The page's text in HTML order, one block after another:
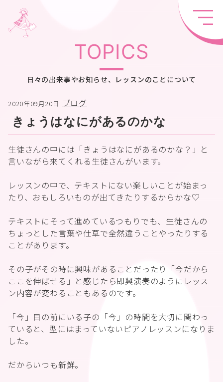
TOPICS
日々の出来事やお知らせ、レッスンのことについて
2020年09月20日 ブログ
きょうはなにがあるのかな
生徒さんの中には「きょうはなにがあるのかな？」と
言いながら来てくれる生徒さんがいます。
レッスンの中で、テキストにない楽しいことが始まっ
たり、おもしろいものが出てきたりするからかな♡
テキストにそって進めているつもりでも、生徒さんの
ちょっとした言葉や仕草で全然違うことやったりする
ことがあります。
その子がその時に興味があることだったり「今だから
ここを伸ばせる」と感じたら即興演奏のようにレッス
ン内容が変わることもあるのです。
「今」目の前にいる子の「今」の時間を大切に関わっ
ていると、型にはまっていないピアノレッスンになりま
した。
だからいつも新鮮。